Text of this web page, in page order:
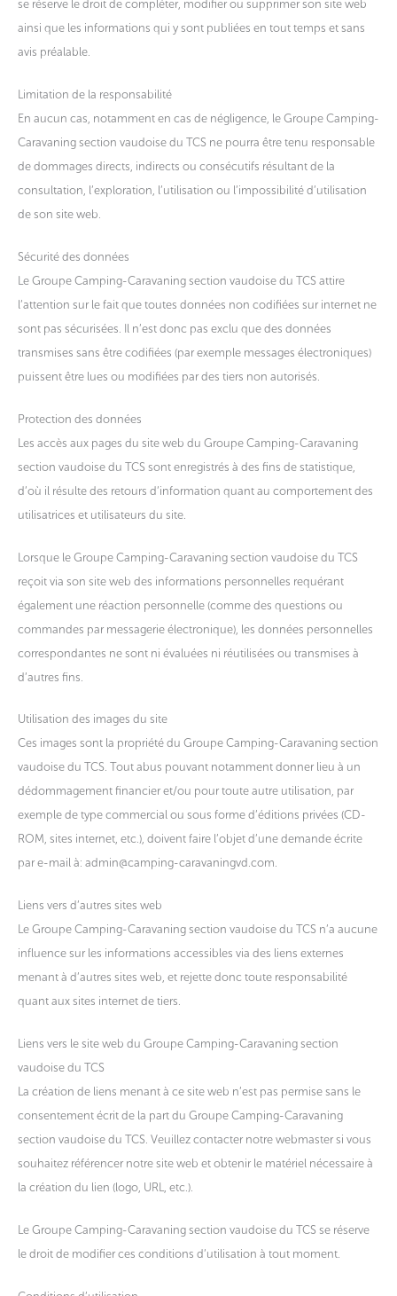
se réserve le droit de compléter, modifier ou supprimer son site web
ainsi que les informations qui y sont publiées en tout temps et sans
avis préalable.
Limitation de la responsabilité
En aucun cas, notamment en cas de négligence, le Groupe Camping-
Caravaning section vaudoise du TCS ne pourra être tenu responsable
de dommages directs, indirects ou consécutifs résultant de la
consultation, l’exploration, l’utilisation ou l’impossibilité d’utilisation
de son site web.
Sécurité des données
Le Groupe Camping-Caravaning section vaudoise du TCS attire
l’attention sur le fait que toutes données non codifiées sur internet ne
sont pas sécurisées. Il n’est donc pas exclu que des données
transmises sans être codifiées (par exemple messages électroniques)
puissent être lues ou modifiées par des tiers non autorisés.
Protection des données
Les accès aux pages du site web du Groupe Camping-Caravaning
section vaudoise du TCS sont enregistrés à des fins de statistique,
d’où il résulte des retours d’information quant au comportement des
utilisatrices et utilisateurs du site.
Lorsque le Groupe Camping-Caravaning section vaudoise du TCS
reçoit via son site web des informations personnelles requérant
également une réaction personnelle (comme des questions ou
commandes par messagerie électronique), les données personnelles
correspondantes ne sont ni évaluées ni réutilisées ou transmises à
d’autres fins.
Utilisation des images du site
Ces images sont la propriété du Groupe Camping-Caravaning section
vaudoise du TCS. Tout abus pouvant notamment donner lieu à un
dédommagement financier et/ou pour toute autre utilisation, par
exemple de type commercial ou sous forme d’éditions privées (CD-
ROM, sites internet, etc.), doivent faire l’objet d’une demande écrite
par e-mail à: admin@camping-caravaningvd.com.
Liens vers d’autres sites web
Le Groupe Camping-Caravaning section vaudoise du TCS n’a aucune
influence sur les informations accessibles via des liens externes
menant à d’autres sites web, et rejette donc toute responsabilité
quant aux sites internet de tiers.
Liens vers le site web du Groupe Camping-Caravaning section
vaudoise du TCS
La création de liens menant à ce site web n’est pas permise sans le
consentement écrit de la part du Groupe Camping-Caravaning
section vaudoise du TCS. Veuillez contacter notre webmaster si vous
souhaitez référencer notre site web et obtenir le matériel nécessaire à
la création du lien (logo, URL, etc.).
Le Groupe Camping-Caravaning section vaudoise du TCS se réserve
le droit de modifier ces conditions d’utilisation à tout moment.